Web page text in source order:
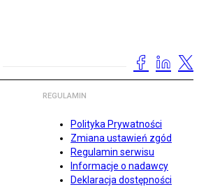
REGULAMIN
Polityka Prywatności
Zmiana ustawień zgód
Regulamin serwisu
Informacje o nadawcy
Deklaracja dostępności